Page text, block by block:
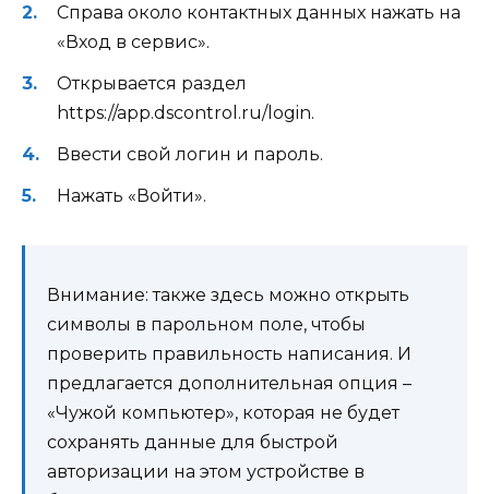
Справа около контактных данных нажать на
«Вход в сервис».
Открывается раздел
https://app.dscontrol.ru/login.
Ввести свой логин и пароль.
Нажать «Войти».
Внимание: также здесь можно открыть
символы в парольном поле, чтобы
проверить правильность написания. И
предлагается дополнительная опция –
«Чужой компьютер», которая не будет
сохранять данные для быстрой
авторизации на этом устройстве в